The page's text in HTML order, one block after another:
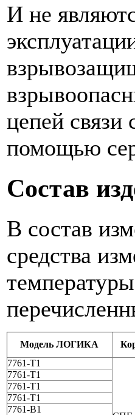
И не
цепей связи
помощью
Состав
В состав
средства
Модель ЛОГИКА
7761-Т1
7761-Т1
7761-Т1
7761-Т1
7761-В1